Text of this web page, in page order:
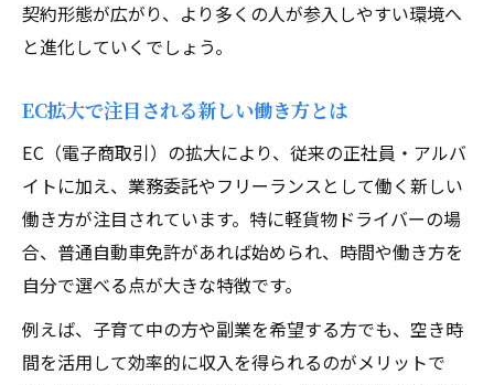
高収入を狙うための配送ルート戦略
自由な勤務で叶える理想のワークスタイル
ワークライフバランスを整えるコツ
勤務時間を自分で選べるメリット
車通勤やバイク通勤の柔軟性を活用
自律的な働き方で得られる充実感
地域密着でキャリアアップする秘訣とは
地理を活かした効率的な配送術
契約形態が広がり、より多くの人が参入しやすい環境へ
と進化していくでしょう。
EC拡大で注目される新しい働き方とは
EC（電子商取引）の拡大により、従来の正社員・アルバ
イトに加え、業務委託やフリーランスとして働く新しい
働き方が注目されています。特に軽貨物ドライバーの場
合、普通自動車免許があれば始められ、時間や働き方を
自分で選べる点が大きな特徴です。
例えば、子育て中の方や副業を希望する方でも、空き時
間を活用して効率的に収入を得られるのがメリットで